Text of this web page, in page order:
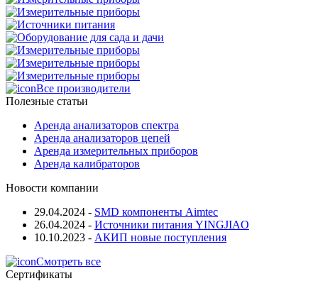
Все производители
Полезные статьи
Аренда анализаторов спектра
Аренда анализаторов цепей
Аренда измерительных приборов
Аренда калибраторов
Новости компании
29.04.2024 - SMD компоненты Aimtec
26.04.2024 - Источники питания YINGJIAO
10.10.2023 - АКИП новые поступления
Смотреть все
Сертификаты